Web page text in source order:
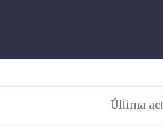
Última